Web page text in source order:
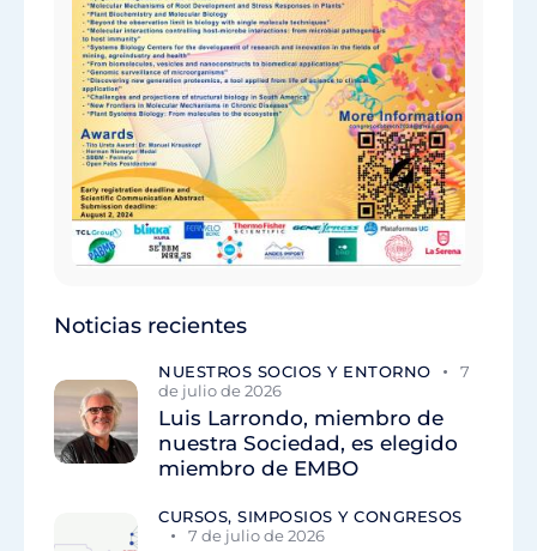
Noticias recientes
NUESTROS SOCIOS Y ENTORNO
7
de julio de 2026
Luis Larrondo, miembro de
nuestra Sociedad, es elegido
miembro de EMBO
CURSOS, SIMPOSIOS Y CONGRESOS
7 de julio de 2026